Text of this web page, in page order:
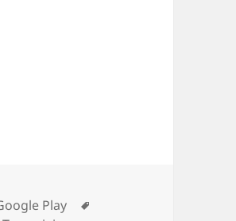
de transporte
Play